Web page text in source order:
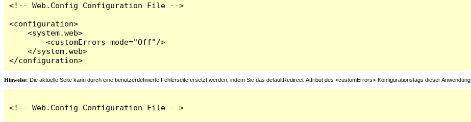
<!-- Web.Config Configuration File -->
<configuration>
    <system.web>
        <customErrors mode="Off"/>
    </system.web>
</configuration>
Hinweise: Die aktuelle Seite kann durch eine benutzerdefinierte Fehlerseite ersetzt werden, indem Sie das defaultRedirect-Attribut des <customErrors>-Konfigurationstags dieser
<!-- Web.Config Configuration File -->